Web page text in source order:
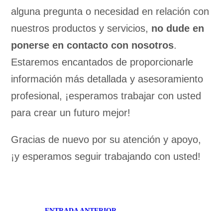
alguna pregunta o necesidad en relación con
nuestros productos y servicios, no dude en
ponerse en contacto con nosotros.
Estaremos encantados de proporcionarle
información más detallada y asesoramiento
profesional, ¡esperamos trabajar con usted
para crear un futuro mejor!
Gracias de nuevo por su atención y apoyo,
¡y esperamos seguir trabajando con usted!